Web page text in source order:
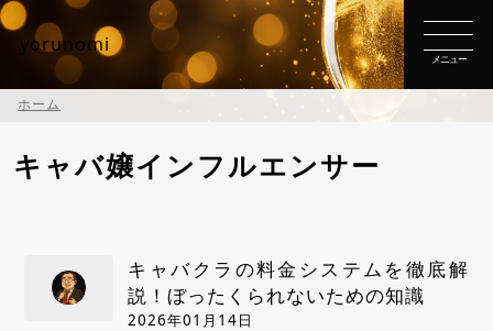
yorunomi
ホーム
キャバ嬢インフルエンサー
キャバクラの料金システムを徹底解
説！ぼったくられないための知識
2026年01月14日